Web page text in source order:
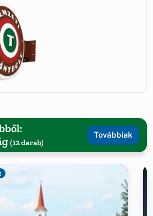
(12 darab)
Továbbiak